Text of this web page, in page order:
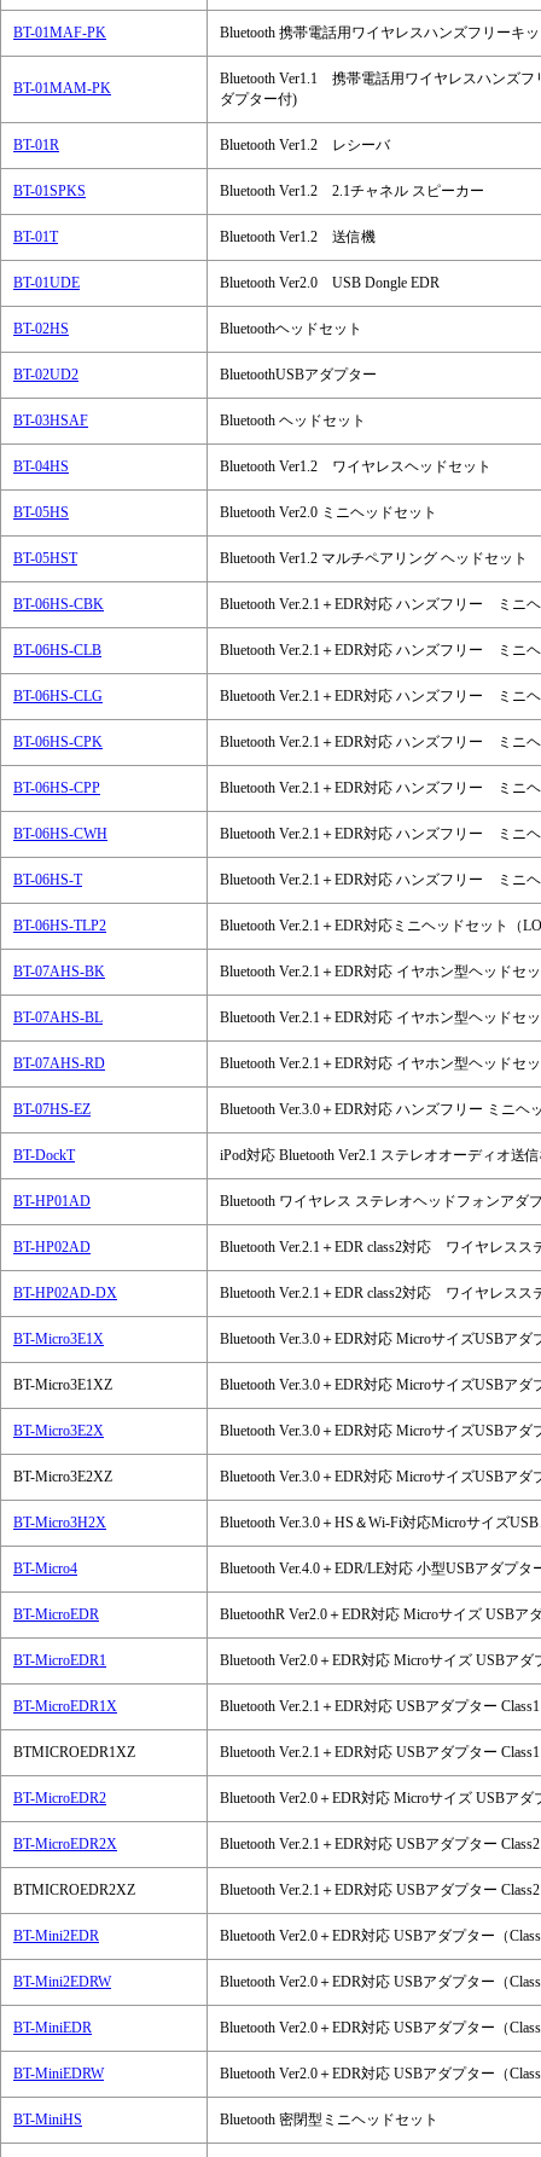
BT-01MAF-PK Bluetooth 携帯電話用ワイヤレスハンズフリーキ
BT-01MAM-PK
Bluetooth Ver1.1 携帯電話用ワイヤレスハンズ
ダプター付)
BT-01R Bluetooth Ver1.2 レシーバ
BT-01SPKS Bluetooth Ver1.2 2.1チャネル スピーカー
BT-01T Bluetooth Ver1.2 送信機
BT-01UDE Bluetooth Ver2.0 USB Dongle EDR
BT-02HS Bluetoothヘッドセット
BT-02UD2 BluetoothUSBアダプター
BT-03HSAF Bluetooth ヘッドセット
BT-04HS Bluetooth Ver1.2 ワイヤレスヘッドセット
BT-05HS Bluetooth Ver2.0 ミニヘッドセット
BT-05HST Bluetooth Ver1.2 マルチペアリング ヘッドセット
BT-06HS-CBK Bluetooth Ver.2.1＋EDR対応 ハンズフリー ミニ
BT-06HS-CLB Bluetooth Ver.2.1＋EDR対応 ハンズフリー ミニ
BT-06HS-CLG Bluetooth Ver.2.1＋EDR対応 ハンズフリー ミニ
BT-06HS-CPK Bluetooth Ver.2.1＋EDR対応 ハンズフリー ミニ
BT-06HS-CPP Bluetooth Ver.2.1＋EDR対応 ハンズフリー ミニ
BT-06HS-CWH Bluetooth Ver.2.1＋EDR対応 ハンズフリー ミニ
BT-06HS-T Bluetooth Ver.2.1＋EDR対応 ハンズフリー ミニ
BT-06HS-TLP2 Bluetooth Ver.2.1＋EDR対応ミニヘッドセット（
BT-07AHS-BK Bluetooth Ver.2.1＋EDR対応 イヤホン型ヘッドセ
BT-07AHS-BL Bluetooth Ver.2.1＋EDR対応 イヤホン型ヘッドセ
BT-07AHS-RD Bluetooth Ver.2.1＋EDR対応 イヤホン型ヘッドセ
BT-07HS-EZ Bluetooth Ver.3.0＋EDR対応 ハンズフリー ミニヘ
BT-DockT iPod対応 Bluetooth Ver2.1 ステレオオーディオ送
BT-HP01AD Bluetooth ワイヤレス ステレオヘッドフォンアダ
BT-HP02AD Bluetooth Ver.2.1＋EDR class2対応 ワイヤレス
BT-HP02AD-DX Bluetooth Ver.2.1＋EDR class2対応 ワイヤレス
BT-Micro3E1X Bluetooth Ver.3.0＋EDR対応 MicroサイズUSBアダ
BT-Micro3E1XZ Bluetooth Ver.3.0＋EDR対応 MicroサイズUSBアダ
BT-Micro3E2X Bluetooth Ver.3.0＋EDR対応 MicroサイズUSBアダ
BT-Micro3E2XZ Bluetooth Ver.3.0＋EDR対応 MicroサイズUSBアダ
BT-Micro3H2X Bluetooth Ver.3.0＋HS＆Wi-Fi対応Microサイズ
BT-Micro4 Bluetooth Ver.4.0＋EDR/LE対応 小型USBアダプタ
BT-MicroEDR BluetoothR Ver2.0＋EDR対応 Microサイズ USBア
BT-MicroEDR1 Bluetooth Ver2.0＋EDR対応 Microサイズ USBアダ
BT-MicroEDR1X Bluetooth Ver.2.1＋EDR対応 USBアダプター Class1
BTMICROEDR1XZ Bluetooth Ver.2.1＋EDR対応 USBアダプター Class1
BT-MicroEDR2 Bluetooth Ver2.0＋EDR対応 Microサイズ USBアダ
BT-MicroEDR2X Bluetooth Ver.2.1＋EDR対応 USBアダプター Class2
BTMICROEDR2XZ Bluetooth Ver.2.1＋EDR対応 USBアダプター Class2
BT-Mini2EDR Bluetooth Ver2.0＋EDR対応 USBアダプター（
BT-Mini2EDRW Bluetooth Ver2.0＋EDR対応 USBアダプター（
BT-MiniEDR Bluetooth Ver2.0＋EDR対応 USBアダプター（
BT-MiniEDRW Bluetooth Ver2.0＋EDR対応 USBアダプター（
BT-MiniHS Bluetooth 密閉型ミニヘッドセット